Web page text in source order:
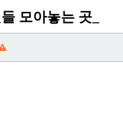
모아놓는 곳_